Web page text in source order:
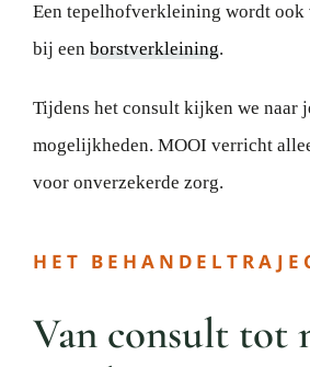
Een tepelhofverkleining wordt ook
bij een borstverkleining.
Tijdens het consult kijken we naar
mogelijkheden. MOOI verricht
voor onverzekerde zorg.
HET
Van consult tot